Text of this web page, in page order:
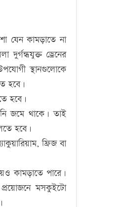
যেন কামড়াতে না
দুর্গন্ধযুক্ত ড্রেনের
স্থানগুলোকে
হবে।
হবে।
জমে থাকে। তাই
হবে।
ফ্রিজ বা
কামড়াতে পারে।
মসকুইটো